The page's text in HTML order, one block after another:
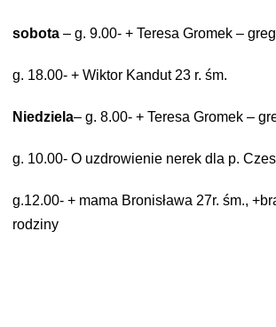
sobota – g. 9.00- + Teresa Gromek –
g. 18.00- + Wiktor Kandut 23 r. śm.
Niedziela– g. 8.00- + Teresa Gromek –
g. 10.00- O uzdrowienie nerek dla p.
g.12.00- + mama Bronisława 27r. śm.,
rodziny